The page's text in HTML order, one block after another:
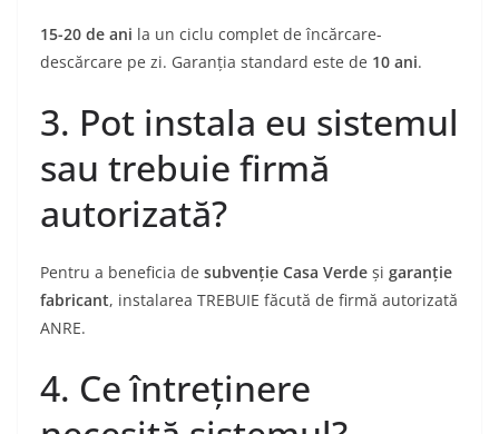
15-20 de ani la un ciclu complet de încărcare-
descărcare pe zi. Garanția standard este de 10 ani.
3. Pot instala eu sistemul
sau trebuie firmă
autorizată?
Pentru a beneficia de subvenție Casa Verde și garanție
fabricant, instalarea TREBUIE făcută de firmă autorizată
ANRE.
4. Ce întreținere